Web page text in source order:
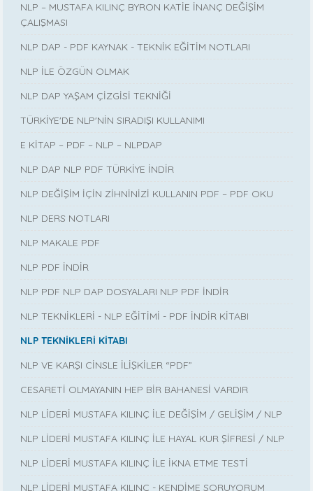
NLP – MUSTAFA KILINÇ BYRON KATİE İNANÇ DEĞİŞİM
ÇALIŞMASI
NLP DAP - PDF KAYNAK - TEKNİK EĞİTİM NOTLARI
NLP İLE ÖZGÜN OLMAK
NLP DAP YAŞAM ÇİZGİSİ TEKNİĞİ
TÜRKİYE'DE NLP'NİN SIRADIŞI KULLANIMI
E KİTAP – PDF – NLP – NLPDAP
NLP DAP NLP PDF TÜRKİYE İNDİR
NLP DEĞİŞİM İÇİN ZİHNİNİZİ KULLANIN PDF – PDF OKU
NLP DERS NOTLARI
NLP MAKALE PDF
NLP PDF İNDİR
NLP PDF NLP DAP DOSYALARI NLP PDF İNDİR
NLP TEKNİKLERİ - NLP EĞİTİMİ - PDF İNDİR KİTABI
NLP TEKNİKLERİ KİTABI
NLP VE KARŞI CİNSLE İLİŞKİLER “PDF”
CESARETİ OLMAYANIN HEP BİR BAHANESİ VARDIR
NLP LİDERİ MUSTAFA KILINÇ İLE DEĞİŞİM / GELİŞİM / NLP
NLP LİDERİ MUSTAFA KILINÇ İLE HAYAL KUR ŞİFRESİ / NLP
NLP LİDERİ MUSTAFA KILINÇ İLE İKNA ETME TESTİ
NLP LİDERİ MUSTAFA KILINÇ - KENDİME SORUYORUM